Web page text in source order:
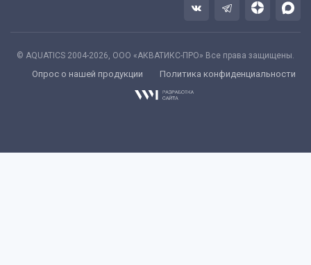
© AQUATICS 2004-2026, ООО «АКВАТИКС-ПРО» Все права защищены.
Опрос о нашей продукции Политика конфиденциальности